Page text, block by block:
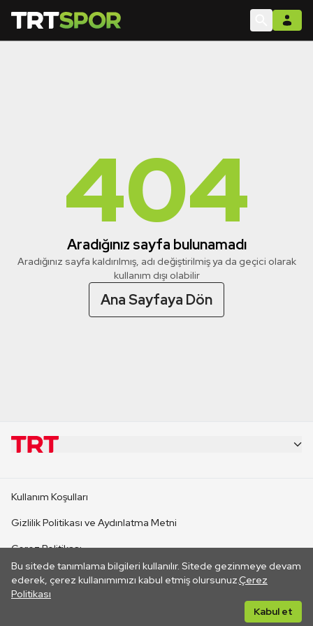
404
Aradığınız sayfa bulunamadı
Aradığınız sayfa kaldırılmış, adı değiştirilmiş ya da geçici olarak
kullanım dışı olabilir
Ana Sayfaya Dön
Bu sitede tanımlama bilgileri kullanılır. Sitede gezinmeye devam
ederek, çerez kullanımımızı kabul etmiş olursunuz.Çerez
Politikası
Kabul et
CANLI YAYINLAR
Kullanım Koşulları
Gizlilik Politikası ve Aydınlatma Metni
Çerez Politikası
İletişim
Her hakkı saklıdır. ©2026 TRT. Bağlantı yoluyla gidilen dış